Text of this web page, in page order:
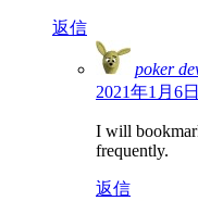
返信
poker
2021年1月6
I will
frequently.
返信